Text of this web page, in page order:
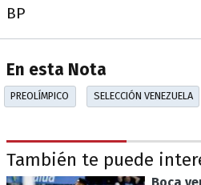
BP
En esta Nota
PREOLÍMPICO SELECCIÓN VENEZUELA
También te puede